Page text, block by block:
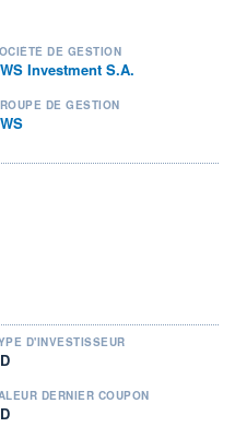
DE GESTION
Investment S.A.
DE GESTION
D'INVESTISSEUR
DERNIER COUPON